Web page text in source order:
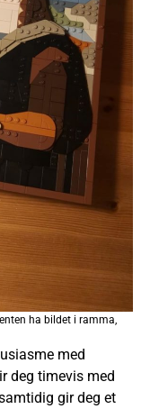
ha bildet i ramma,
med
deg timevis med
gir deg et